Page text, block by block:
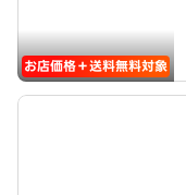
お店価格＋送料無料対象